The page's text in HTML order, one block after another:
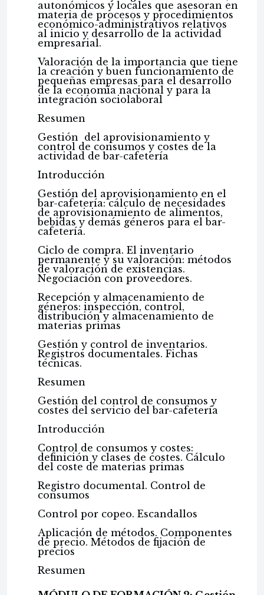
autonómicos y locales que asesoran en
materia de procesos y procedimientos
económico-administrativos relativos
al inicio y desarrollo de la actividad
empresarial.
Valoración de la importancia que tiene
la creación y buen funcionamiento de
pequeñas empresas para el desarrollo
de la economía nacional y para la
integración sociolaboral
Resumen
Gestión del aprovisionamiento y
control de consumos y costes de la
actividad de bar-cafetería
Introducción
Gestión del aprovisionamiento en el
bar-cafetería: cálculo de necesidades
de aprovisionamiento de alimentos,
bebidas y demás géneros para el bar-
cafetería.
Ciclo de compra. El inventario
permanente y su valoración: métodos
de valoración de existencias.
Negociación con proveedores.
Recepción y almacenamiento de
géneros: inspección, control,
distribución y almacenamiento de
materias primas
Gestión y control de inventarios.
Registros documentales. Fichas
técnicas.
Resumen
Gestión del control de consumos y
costes del servicio del bar-cafetería
Introducción
Control de consumos y costes:
definición y clases de costes. Cálculo
del coste de materias primas
Registro documental. Control de
consumos
Control por copeo. Escandallos
Aplicación de métodos. Componentes
de precio. Métodos de fijación de
precios
Resumen